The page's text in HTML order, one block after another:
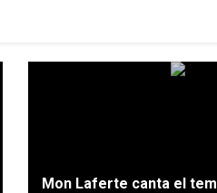
Mon Laferte canta el